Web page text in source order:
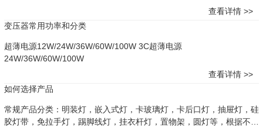
查看详情 >>
变压器常用功率和分类
超薄电源12W/24W/36W/60W/100W 3C超薄电源
24W/36W/60W/100W
查看详情 >>
如何选择产品
常规产品分类：明装灯，嵌入式灯，卡玻璃灯，卡后口灯，抽屉灯，硅
胶灯带，免拉手灯，踢脚线灯，挂衣杆灯，置物架，圆灯等，根据不同